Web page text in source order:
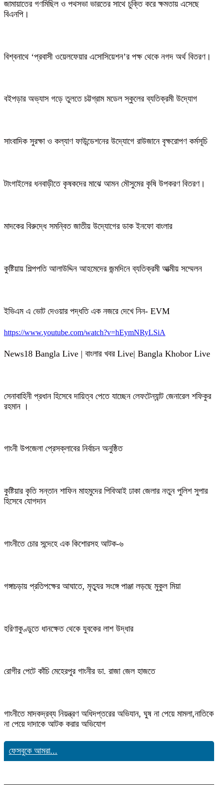
জামায়াতের গণমিছিল ও পথসভা ভারতের সাথে চুক্তি করে ক্ষমতায় এসেছে
বিএনপি।
বিশ্বনাথে ‘প্রবাসী ওয়েলফেয়ার এসোসিয়েশন’র পক্ষ থেকে নগদ অর্থ বিতরণ।
বইপড়ার অভ্যাস গড়ে তুলতে চট্টগ্রাম মডেল স্কুলের ব্যতিক্রমী উদ্যোগ
সাংবাদিক সুরক্ষা ও কল্যাণ ফাউন্ডেশনের উদ্যোগে রাউজানে বৃক্ষরোপণ কর্মসূচি
টাংগাইলের ধনবাড়ীতে কৃষকদের মাঝে আমন মৌসুমের কৃষি উপকরণ বিতরণ।
মাদকের বিরুদ্ধে সমন্বিত জাতীয় উদ্যোগের ডাক ইনফো বাংলার
কুষ্টিয়ায় শিল্পপতি আলাউদ্দিন আহমেদের জন্মদিনে ব্যতিক্রমী আত্মীয় সম্মেলন
ইভিএম এ ভোট দেওয়ার পদ্ধতি এক নজরে দেখে নিন- EVM
https://www.youtube.com/watch?v=hEymNRyLSiA
News18 Bangla Live | বাংলার খবর Live| Bangla Khobor Live
সেনাবাহিনী প্রধান হিসেবে দায়িত্ব পেতে যাচ্ছেন লেফটেন্যান্ট জেনারেল শফিকুর
রহমান ।
গাংনী উপজেলা প্রেসক্লাবের নির্বাচন অনুষ্ঠিত
কুষ্টিয়ার কৃতি সন্তান শাফিন মাহমুদের পিবিআই ঢাকা জেলার নতুন পুলিশ সুপার
হিসেবে যোগদান
গাংনীতে চোর সন্দেহে এক কিশোরসহ আটক-৬
গঙ্গাচড়ায় প্রতিপক্ষের আঘাতে, মৃত্যুর সংঙ্গে পাঞ্জা লড়ছে মুকুল মিয়া
হরিণাকুণ্ডুতে ধানক্ষেত থেকে যুবকের লাশ উদ্ধার
রোগীর পেটে কাঁচি মেহেরপুর গাংনীর ডা. রাজা জেল হাজতে
গাংনীতে মাদকদ্রব্য নিয়ন্ত্রণ অধিদপ্তরের অভিযান, ঘুষ না পেয়ে মামলা,নাতিকে
না পেয়ে দাদাকে আটক করার অভিযোগ
ফেসবুকে আমরা...